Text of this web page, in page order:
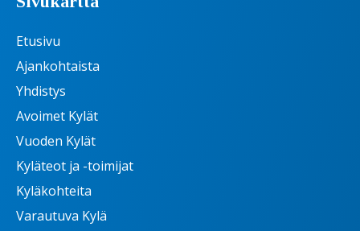
Etusivu
Ajankohtaista
Yhdistys
Avoimet Kylät
Vuoden Kylät
Kyläteot ja -toimijat
Kyläkohteita
Varautuva Kylä